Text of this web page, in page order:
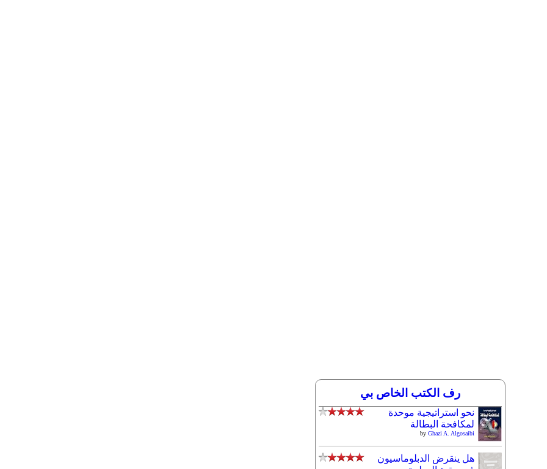
رف الكتب الخاص بي
نحو استراتيجية موحدة
لمكافحة البطالة
by Ghazi A. Algosaibi
هل ينقرض الدبلوماسيون